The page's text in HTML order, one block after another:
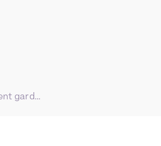
Commerce agentique : comment garder prise sur un parcours d’achat que les marques ne contrôlent plus ?